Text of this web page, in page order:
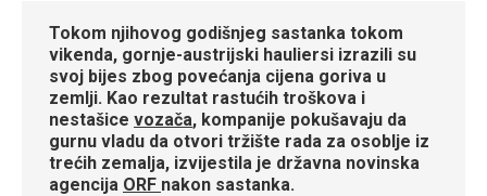
Tokom njihovog godišnjeg sastanka tokom
vikenda, gornje-austrijski hauliersi izrazili su
svoj bijes zbog povećanja cijena goriva u
zemlji. Kao rezultat rastućih troškova i
nestašice vozača, kompanije pokušavaju da
gurnu vladu da otvori tržište rada za osoblje iz
trećih zemalja, izvijestila je državna novinska
agencija ORF nakon sastanka.